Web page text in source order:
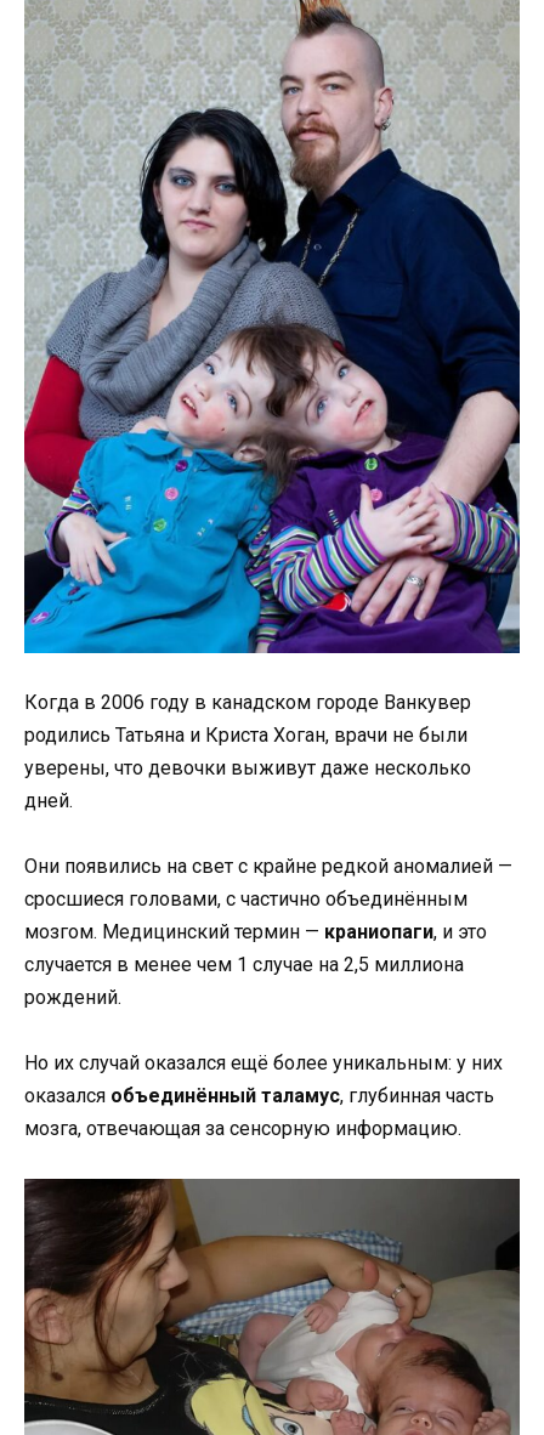
Когда в 2006 году в канадском городе Ванкувер
родились Татьяна и Криста Хоган, врачи не были
уверены, что девочки выживут даже несколько
дней.
Они появились на свет с крайне редкой аномалией —
сросшиеся головами, с частично объединённым
мозгом. Медицинский термин — краниопаги, и это
случается в менее чем 1 случае на 2,5 миллиона
рождений.
Но их случай оказался ещё более уникальным: у них
оказался объединённый таламус, глубинная часть
мозга, отвечающая за сенсорную информацию.